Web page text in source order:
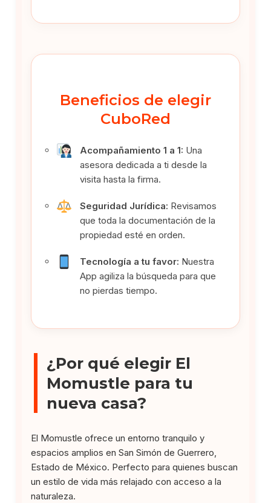
Beneficios de elegir
CuboRed
Acompañamiento 1 a 1: Una
asesora dedicada a ti desde la
visita hasta la firma.
Seguridad Jurídica: Revisamos
que toda la documentación de la
propiedad esté en orden.
Tecnología a tu favor: Nuestra
App agiliza la búsqueda para que
no pierdas tiempo.
¿Por qué elegir El
Momustle para tu
nueva casa?
El Momustle ofrece un entorno tranquilo y
espacios amplios en San Simón de Guerrero,
Estado de México. Perfecto para quienes buscan
un estilo de vida más relajado con acceso a la
naturaleza.